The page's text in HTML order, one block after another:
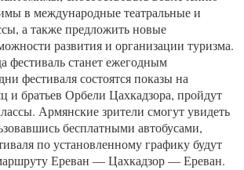
в международные театральные и
а также предложить новые
развития и организации туризма.
фестиваль станет ежегодным
фестиваля состоятся показы на
и братьев Орбели Цахкадзора, пройдут
Армянские зрители смогут увидеть
бесплатными автобусами,
по установленному графику будут
Ереван — Цахкадзор — Ереван.